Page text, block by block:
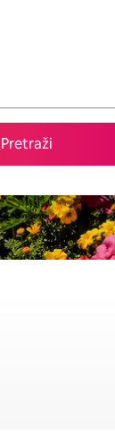
Pretraži